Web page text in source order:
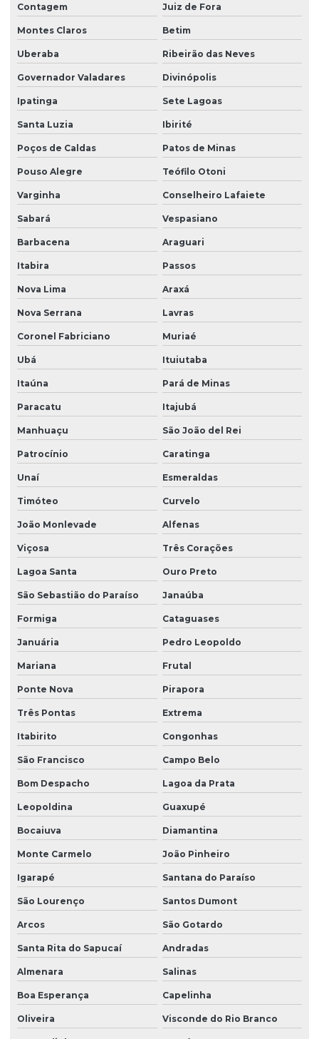
Contagem Juiz de Fora
Montes Claros Betim
Uberaba Ribeirão das Neves
Governador Valadares Divinópolis
Ipatinga Sete Lagoas
Santa Luzia Ibirité
Poços de Caldas Patos de Minas
Pouso Alegre Teófilo Otoni
Varginha Conselheiro Lafaiete
Sabará Vespasiano
Barbacena Araguari
Itabira Passos
Nova Lima Araxá
Nova Serrana Lavras
Coronel Fabriciano Muriaé
Ubá Ituiutaba
Itaúna Pará de Minas
Paracatu Itajubá
Manhuaçu São João del Rei
Patrocínio Caratinga
Unaí Esmeraldas
Timóteo Curvelo
João Monlevade Alfenas
Viçosa Três Corações
Lagoa Santa Ouro Preto
São Sebastião do Paraíso Janaúba
Formiga Cataguases
Januária Pedro Leopoldo
Mariana Frutal
Ponte Nova Pirapora
Três Pontas Extrema
Itabirito Congonhas
São Francisco Campo Belo
Bom Despacho Lagoa da Prata
Leopoldina Guaxupé
Bocaiuva Diamantina
Monte Carmelo João Pinheiro
Igarapé Santana do Paraíso
São Lourenço Santos Dumont
Arcos São Gotardo
Santa Rita do Sapucaí Andradas
Almenara Salinas
Boa Esperança Capelinha
Oliveira Visconde do Rio Branco